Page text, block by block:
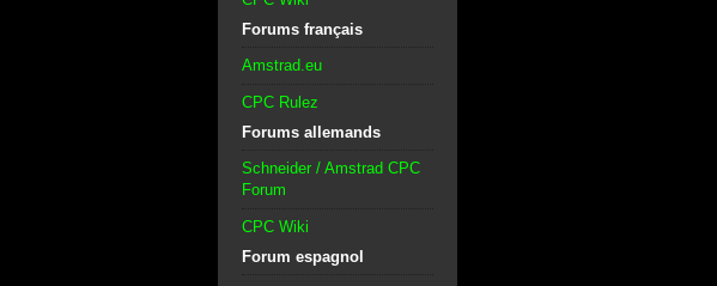
Forums français
Amstrad.eu
CPC Rulez
Forums allemands
Schneider / Amstrad CPC
Forum
CPC Wiki
Forum espagnol